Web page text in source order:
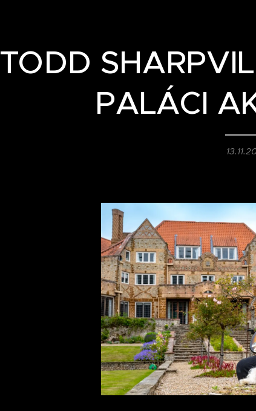
TODD
PALÁCI